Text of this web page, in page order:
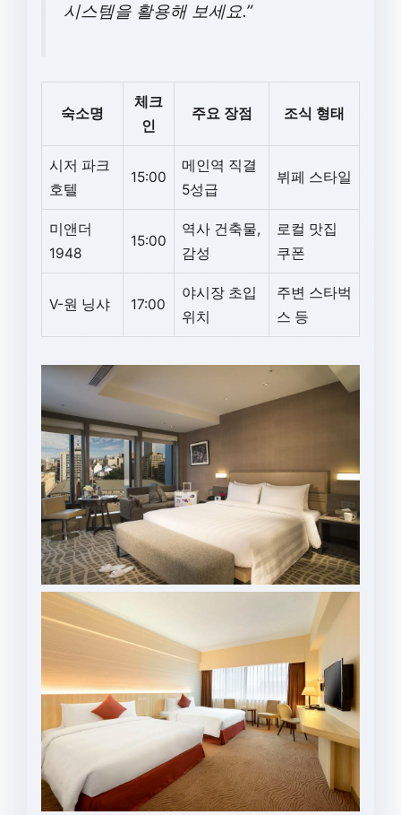
시스템을 활용해 보세요.”
숙소명
체크
인
주요 장점 조식 형태
시저 파크
호텔
15:00
메인역 직결
5성급
뷔페 스타일
미앤더
1948
15:00
역사 건축물,
감성
로컬 맛집
쿠폰
V-원 닝샤 17:00
야시장 초입
위치
주변 스타벅
스 등